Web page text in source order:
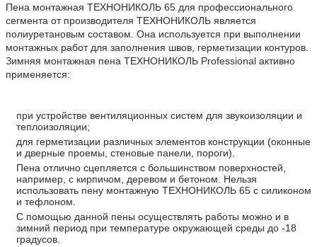
Пена монтажная ТЕХНОНИКОЛЬ 65 для профессионального
сегмента от производителя ТЕХНОНИКОЛЬ является
полиуретановым составом. Она используется при выполнении
монтажных работ для заполнения швов, герметизации контуров.
Зимняя монтажная пена ТЕХНОНИКОЛЬ Professional активно
применяется:
при устройстве вентиляционных систем для звукоизоляции и
теплоизоляции;
для герметизации различных элементов конструкции (оконные
и дверные проемы, стеновые панели, пороги).
Пена отлично сцепляется с большинством поверхностей,
например, с кирпичом, деревом и бетоном. Нельзя
использовать пену монтажную ТЕХНОНИКОЛЬ 65 с силиконом
и тефлоном.
С помощью данной пены осуществлять работы можно и в
зимний период при температуре окружающей среды до -18
градусов.